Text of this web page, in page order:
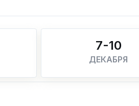
7-10
ДЕКАБРЯ